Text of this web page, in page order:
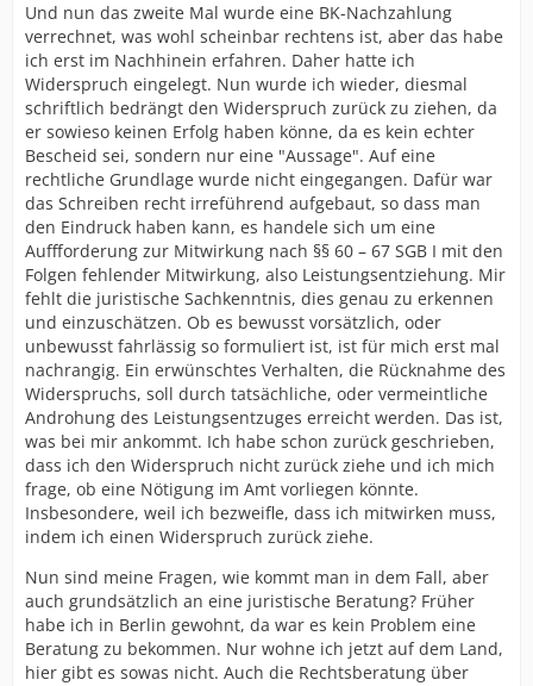
Und nun das zweite Mal wurde eine BK-Nachzahlung
verrechnet, was wohl scheinbar rechtens ist, aber das habe
ich erst im Nachhinein erfahren. Daher hatte ich
Widerspruch eingelegt. Nun wurde ich wieder, diesmal
schriftlich bedrängt den Widerspruch zurück zu ziehen, da
er sowieso keinen Erfolg haben könne, da es kein echter
Bescheid sei, sondern nur eine "Aussage". Auf eine
rechtliche Grundlage wurde nicht eingegangen. Dafür war
das Schreiben recht irreführend aufgebaut, so dass man
den Eindruck haben kann, es handele sich um eine
Auffforderung zur Mitwirkung nach §§ 60 – 67 SGB I mit den
Folgen fehlender Mitwirkung, also Leistungsentziehung. Mir
fehlt die juristische Sachkenntnis, dies genau zu erkennen
und einzuschätzen. Ob es bewusst vorsätzlich, oder
unbewusst fahrlässig so formuliert ist, ist für mich erst mal
nachrangig. Ein erwünschtes Verhalten, die Rücknahme des
Widerspruchs, soll durch tatsächliche, oder vermeintliche
Androhung des Leistungsentzuges erreicht werden. Das ist,
was bei mir ankommt. Ich habe schon zurück geschrieben,
dass ich den Widerspruch nicht zurück ziehe und ich mich
frage, ob eine Nötigung im Amt vorliegen könnte.
Insbesondere, weil ich bezweifle, dass ich mitwirken muss,
indem ich einen Widerspruch zurück ziehe.
Nun sind meine Fragen, wie kommt man in dem Fall, aber
auch grundsätzlich an eine juristische Beratung? Früher
habe ich in Berlin gewohnt, da war es kein Problem eine
Beratung zu bekommen. Nur wohne ich jetzt auf dem Land,
hier gibt es sowas nicht. Auch die Rechtsberatung über